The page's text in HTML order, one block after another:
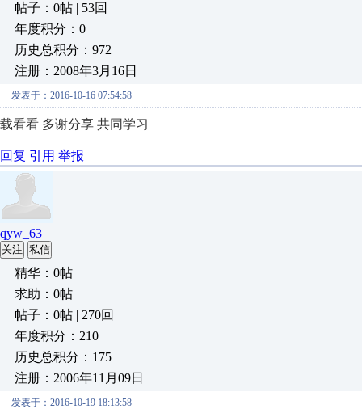
帖子：0帖 | 53回
年度积分：0
历史总积分：972
注册：2008年3月16日
发表于：2016-10-16 07:54:58
载看看 多谢分享 共同学习
回复 引用 举报
qyw_63
关注 私信
精华：0帖
求助：0帖
帖子：0帖 | 270回
年度积分：210
历史总积分：175
注册：2006年11月09日
发表于：2016-10-19 18:13:58